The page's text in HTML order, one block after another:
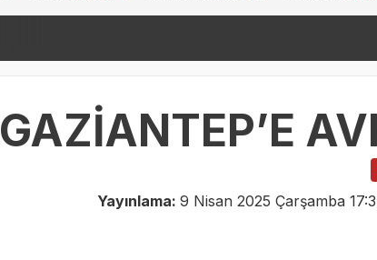
GAZİANTEP’E
Yayınlama: 9 Nisan 2025 Çarşamba